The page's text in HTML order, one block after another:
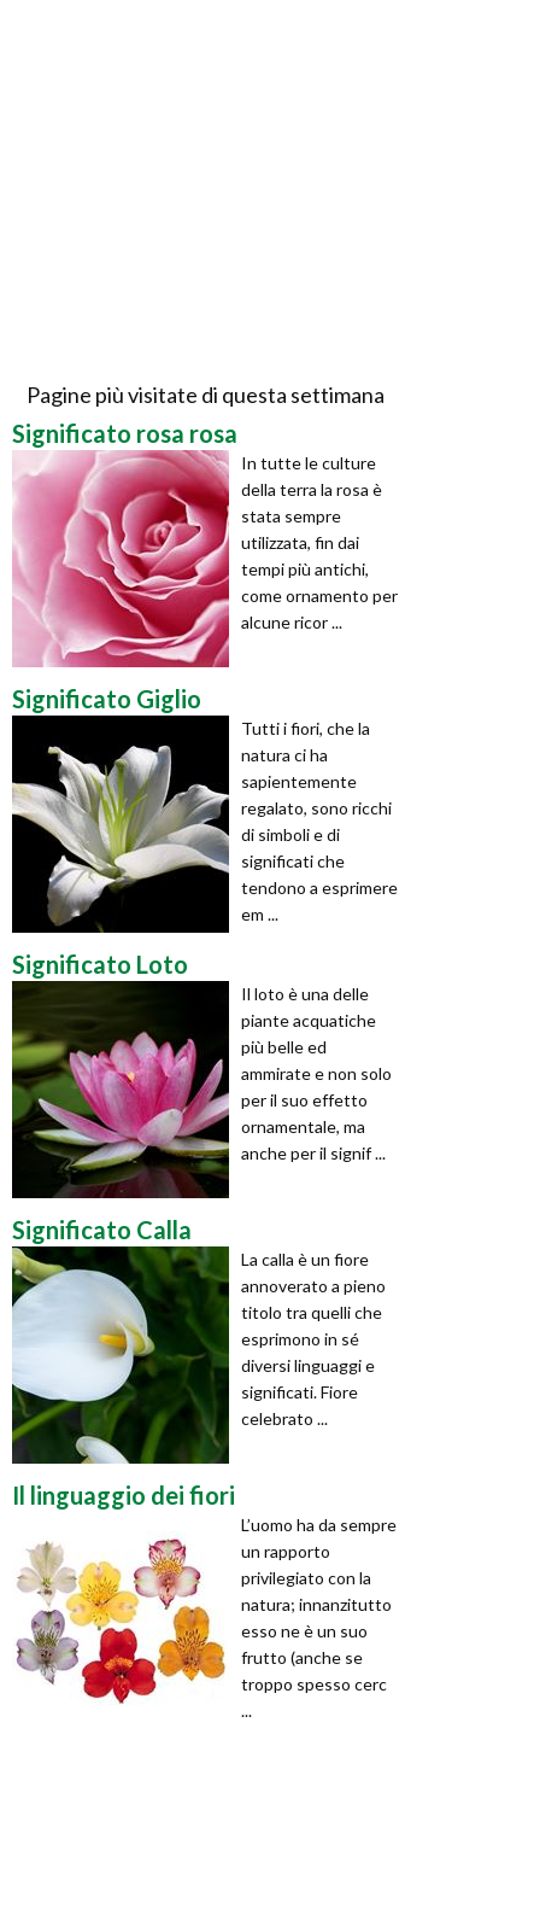
Pagine più visitate di questa settimana
Significato rosa rosa
In tutte le culture
della terra la rosa è
stata sempre
utilizzata, fin dai
tempi più antichi,
come ornamento per
alcune ricor ...
Significato Giglio
Tutti i fiori, che la
natura ci ha
sapientemente
regalato, sono ricchi
di simboli e di
significati che
tendono a esprimere
em ...
Significato Loto
Il loto è una delle
piante acquatiche
più belle ed
ammirate e non solo
per il suo effetto
ornamentale, ma
anche per il signif ...
Significato Calla
La calla è un fiore
annoverato a pieno
titolo tra quelli che
esprimono in sé
diversi linguaggi e
significati. Fiore
celebrato ...
Il linguaggio dei fiori
L’uomo ha da sempre
un rapporto
privilegiato con la
natura; innanzitutto
esso ne è un suo
frutto (anche se
troppo spesso cerc
...